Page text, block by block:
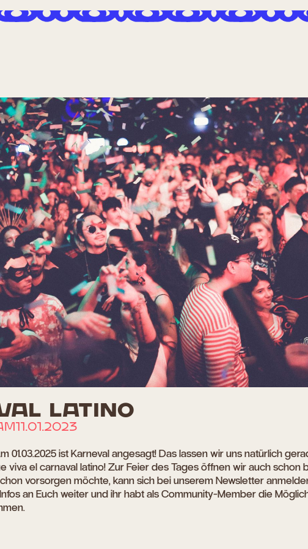
LATINO
11.01.2023
01.03.2025 ist Karneval angesagt! Das lassen wir uns natürlich
viva el carnaval latino! Zur Feier des Tages öffnen wir auch schon
vorsorgen möchte, kann sich bei unserem Newsletter
an Euch weiter und ihr habt als Community-Member die